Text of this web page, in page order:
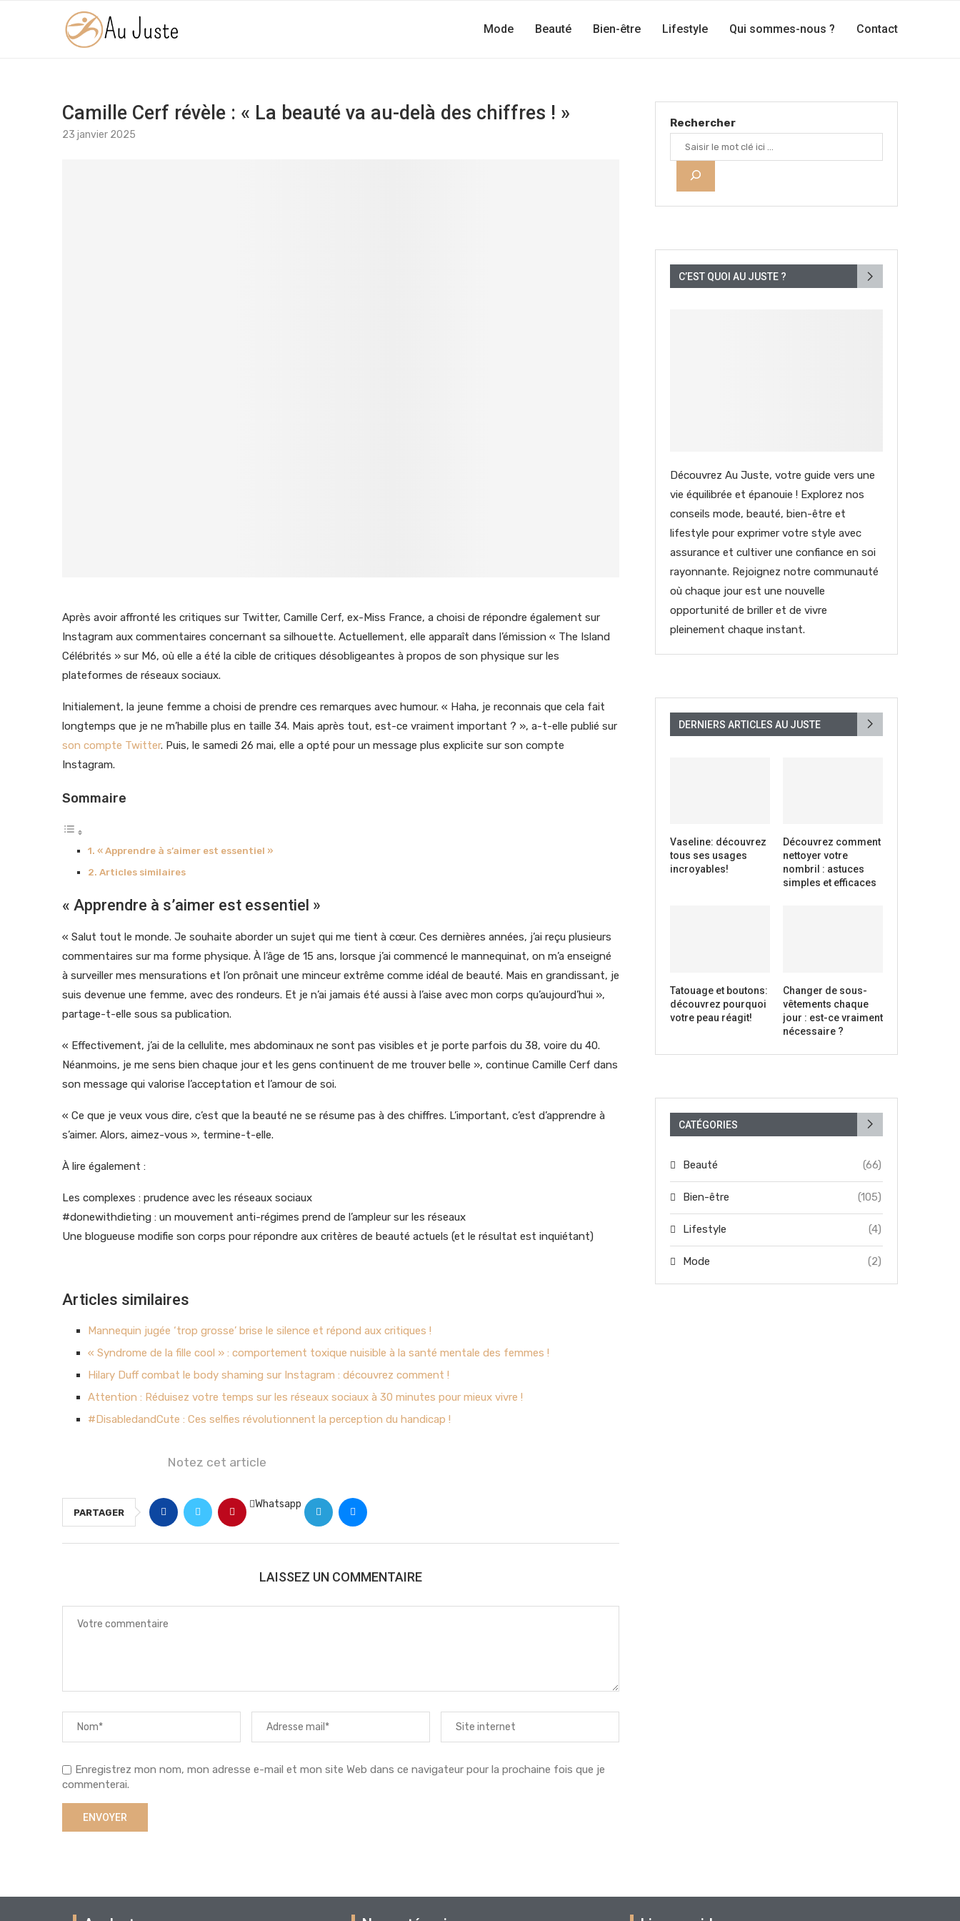
Mode Beauté Bien-être Lifestyle Qui sommes-nous ? Contact
Camille Cerf révèle : « La beauté va au-delà des chiffres ! »
23 janvier 2025
Après avoir affronté les critiques sur Twitter, Camille Cerf, ex-Miss France, a choisi de répondre également sur
Instagram aux commentaires concernant sa silhouette. Actuellement, elle apparaît dans l’émission « The Island
Célébrités » sur M6, où elle a été la cible de critiques désobligeantes à propos de son physique sur les
plateformes de réseaux sociaux.
Initialement, la jeune femme a choisi de prendre ces remarques avec humour. « Haha, je reconnais que cela fait
longtemps que je ne m’habille plus en taille 34. Mais après tout, est-ce vraiment important ? », a-t-elle publié sur
son compte Twitter. Puis, le samedi 26 mai, elle a opté pour un message plus explicite sur son compte
Instagram.
Sommaire
« Apprendre à s’aimer est essentiel »
Articles similaires
« Apprendre à s’aimer est essentiel »
« Salut tout le monde. Je souhaite aborder un sujet qui me tient à cœur. Ces dernières années, j’ai reçu plusieurs
commentaires sur ma forme physique. À l’âge de 15 ans, lorsque j’ai commencé le mannequinat, on m’a enseigné
à surveiller mes mensurations et l’on prônait une minceur extrême comme idéal de beauté. Mais en grandissant, je
suis devenue une femme, avec des rondeurs. Et je n’ai jamais été aussi à l’aise avec mon corps qu’aujourd’hui »,
partage-t-elle sous sa publication.
« Effectivement, j’ai de la cellulite, mes abdominaux ne sont pas visibles et je porte parfois du 38, voire du 40.
Néanmoins, je me sens bien chaque jour et les gens continuent de me trouver belle », continue Camille Cerf dans
son message qui valorise l’acceptation et l’amour de soi.
« Ce que je veux vous dire, c’est que la beauté ne se résume pas à des chiffres. L’important, c’est d’apprendre à
s’aimer. Alors, aimez-vous », termine-t-elle.
À lire également :
Les complexes : prudence avec les réseaux sociaux
#donewithdieting : un mouvement anti-régimes prend de l’ampleur sur les réseaux
Une blogueuse modifie son corps pour répondre aux critères de beauté actuels (et le résultat est inquiétant)
Articles similaires
Mannequin jugée ‘trop grosse’ brise le silence et répond aux critiques !
« Syndrome de la fille cool » : comportement toxique nuisible à la santé mentale des femmes !
Hilary Duff combat le body shaming sur Instagram : découvrez comment !
Attention : Réduisez votre temps sur les réseaux sociaux à 30 minutes pour mieux vivre !
#DisabledandCute : Ces selfies révolutionnent la perception du handicap !
Notez cet article
PARTAGER
Whatsapp
LAISSEZ UN COMMENTAIRE
Enregistrez mon nom, mon adresse e-mail et mon site Web dans ce navigateur pour la prochaine fois que je
commenterai.
Rechercher
C’EST QUOI AU JUSTE ?
Découvrez Au Juste, votre guide vers une
vie équilibrée et épanouie ! Explorez nos
conseils mode, beauté, bien-être et
lifestyle pour exprimer votre style avec
assurance et cultiver une confiance en soi
rayonnante. Rejoignez notre communauté
où chaque jour est une nouvelle
opportunité de briller et de vivre
pleinement chaque instant.
DERNIERS ARTICLES AU JUSTE
Vaseline: découvrez
tous ses usages
incroyables!
Découvrez comment
nettoyer votre
nombril : astuces
simples et efficaces
Tatouage et boutons:
découvrez pourquoi
votre peau réagit!
Changer de sous-
vêtements chaque
jour : est-ce vraiment
nécessaire ?
CATÉGORIES
Beauté (66)
Bien-être (105)
Lifestyle (4)
Mode (2)